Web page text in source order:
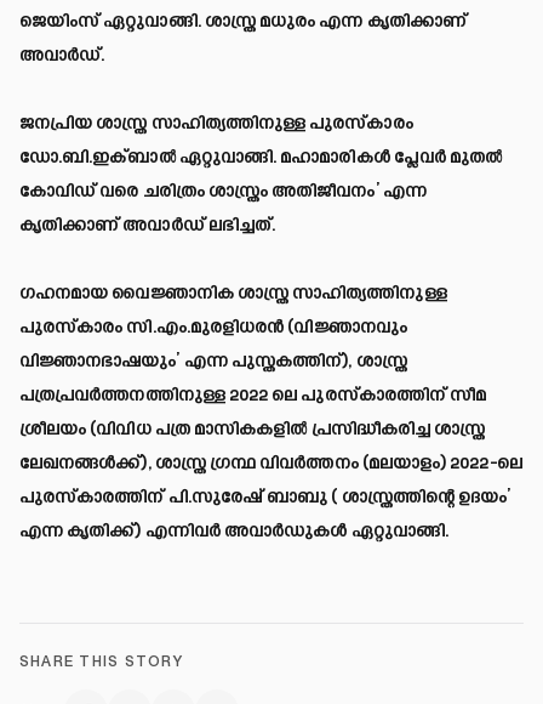
ജെയിംസ് ഏറ്റുവാങ്ങി. ശാസ്ത്ര മധുരം എന്ന കൃതിക്കാണ്
അവാര്‍ഡ്.
ജനപ്രിയ ശാസ്ത്ര സാഹിത്യത്തിനുള്ള പുരസ്‌കാരം
ഡോ.ബി.ഇക്ബാല്‍ ഏറ്റുവാങ്ങി. മഹാമാരികള്‍ പ്ലേവര്‍ മുതല്‍
കോവിഡ് വരെ ചരിത്രം ശാസ്ത്രം അതിജീവനം’ എന്ന
കൃതിക്കാണ് അവാര്‍ഡ് ലഭിച്ചത്.
ഗഹനമായ വൈജ്ഞാനിക ശാസ്ത്ര സാഹിത്യത്തിനുള്ള
പുരസ്‌കാരം സി.എം.മുരളിധരന്‍ (വിജ്ഞാനവും
വിജ്ഞാനഭാഷയും’ എന്ന പുസ്തകത്തിന്), ശാസ്ത്ര
പത്രപ്രവര്‍ത്തനത്തിനുള്ള 2022 ലെ പുരസ്‌കാരത്തിന് സീമ
ശ്രീലയം (വിവിധ പത്ര മാസികകളില്‍ പ്രസിദ്ധീകരിച്ച ശാസ്ത്ര
ലേഖനങ്ങള്‍ക്ക്), ശാസ്ത്ര ഗ്രന്ഥ വിവര്‍ത്തനം (മലയാളം) 2022-ലെ
പുരസ്‌കാരത്തിന് പി.സുരേഷ് ബാബു ( ശാസ്ത്രത്തിന്റെ ഉദയം’
എന്ന കൃതിക്ക്) എന്നിവര്‍ അവാര്‍ഡുകള്‍ ഏറ്റുവാങ്ങി.
SHARE THIS STORY